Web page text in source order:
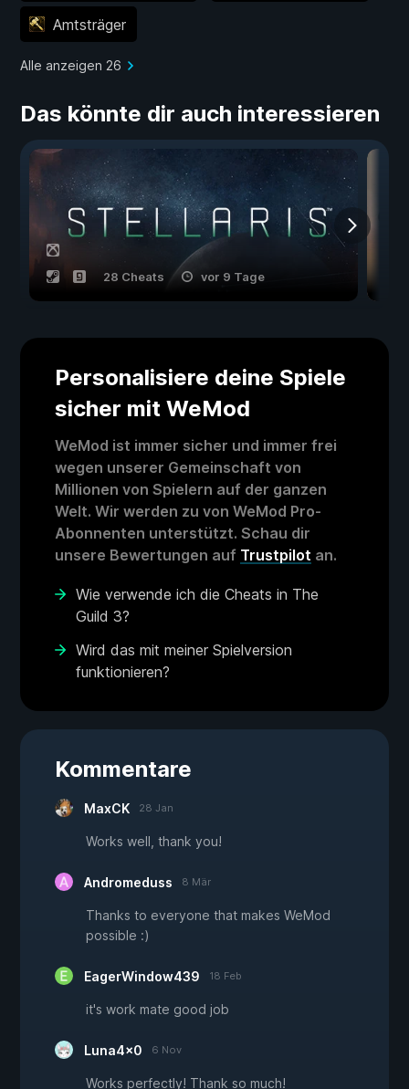
Amtsträger
Alle anzeigen 26
Das könnte dir auch interessieren
28 Cheats vor 9 Tage
Personalisiere deine Spiele
sicher mit WeMod
WeMod ist immer sicher und immer frei
wegen unserer Gemeinschaft von
Millionen von Spielern auf der ganzen
Welt. Wir werden zu von WeMod Pro-
Abonnenten unterstützt. Schau dir
unsere Bewertungen auf Trustpilot an.
Wie verwende ich die Cheats in The
Guild 3?
Wird das mit meiner Spielversion
funktionieren?
Kommentare
MaxCK 28 Jan
Works well, thank you!
Andromeduss 8 Mär
Thanks to everyone that makes WeMod
possible :)
EagerWindow439 18 Feb
it's work mate good job
Luna4x0 6 Nov
Works perfectly! Thank so much!